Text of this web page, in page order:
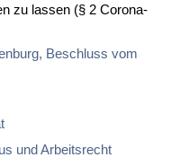
zu lassen (§ 2 Corona-
Beschluss vom
und Arbeitsrecht